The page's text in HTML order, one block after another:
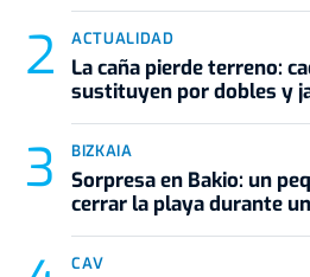
ACTUALIDAD
La caña pierde terreno:
sustituyen por dobles y
BIZKAIA
Sorpresa en Bakio: un
cerrar la playa durante
CAV